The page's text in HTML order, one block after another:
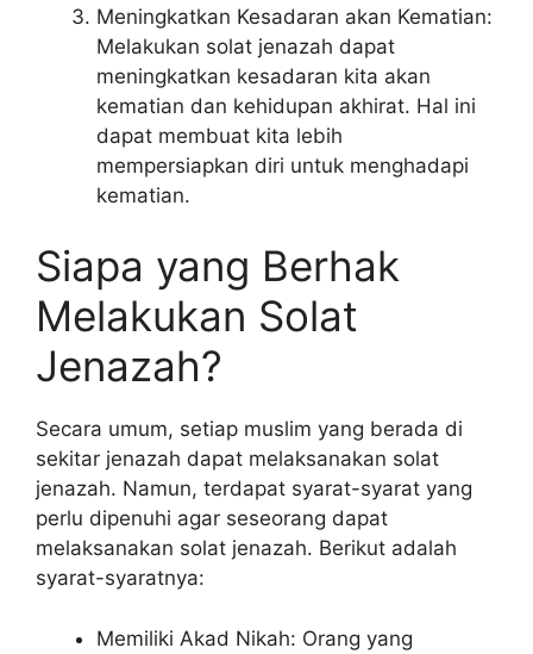
Meningkatkan Kesadaran akan Kematian:
Melakukan solat jenazah dapat
meningkatkan kesadaran kita akan
kematian dan kehidupan akhirat. Hal ini
dapat membuat kita lebih
mempersiapkan diri untuk menghadapi
kematian.
Siapa yang Berhak
Melakukan Solat
Jenazah?
Secara umum, setiap muslim yang berada di
sekitar jenazah dapat melaksanakan solat
jenazah. Namun, terdapat syarat-syarat yang
perlu dipenuhi agar seseorang dapat
melaksanakan solat jenazah. Berikut adalah
syarat-syaratnya:
Memiliki Akad Nikah: Orang yang